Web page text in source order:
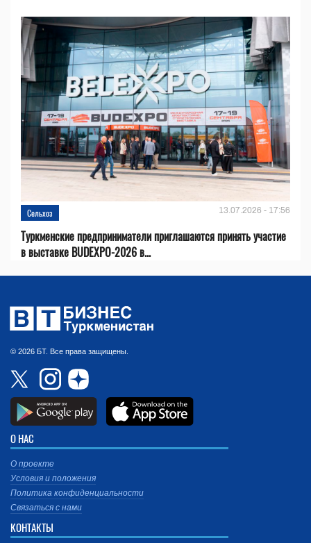
Сельхоз 13.07.2026 - 17:56
Туркменские предприниматели приглашаются принять участие
в выставке BUDEXPO-2026 в...
© 2026 БТ. Все права защищены.
О НАС
О проекте
Условия и положения
Политика конфиденциальности
Связаться с нами
КОНТАКТЫ